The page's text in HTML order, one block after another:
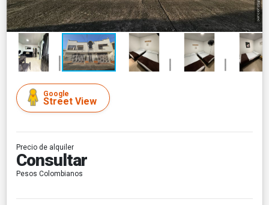
Google
Street View
Precio de alquiler
Consultar
Pesos Colombianos